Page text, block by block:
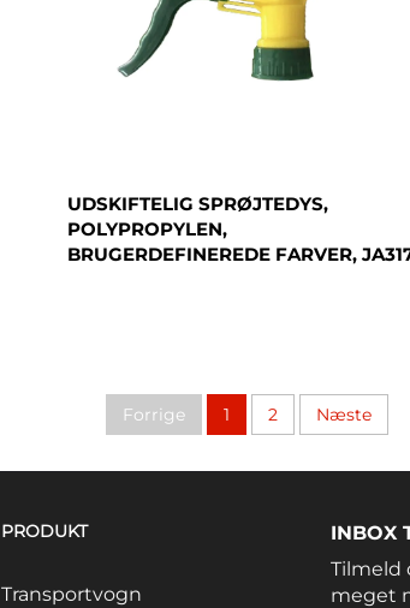
UDSKIFTELIG SPRØJTEDYS,
POLYPROPYLEN,
BRUGERDEFINEREDE FARVER,
Forrige 1 2 Næste
PRODUKT
Transportvogn
INBOX
Tilmeld
meget